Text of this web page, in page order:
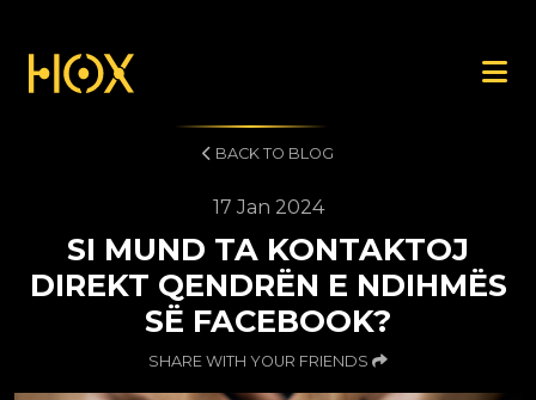
BACK TO BLOG
17 Jan 2024
SI MUND TA KONTAKTOJ
DIREKT QENDRËN E NDIHMËS
SË FACEBOOK?
SHARE WITH YOUR FRIENDS